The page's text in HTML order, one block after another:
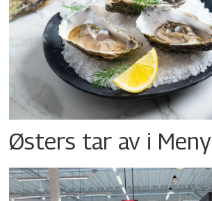
Østers tar av i Meny